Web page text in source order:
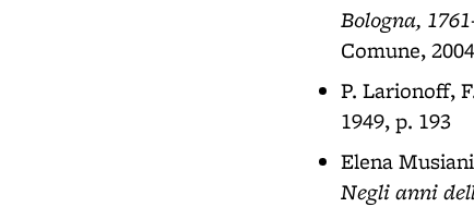
Bologna,
Comune,
P. Larionoff,
1949, p. 193
Elena
Negli anni